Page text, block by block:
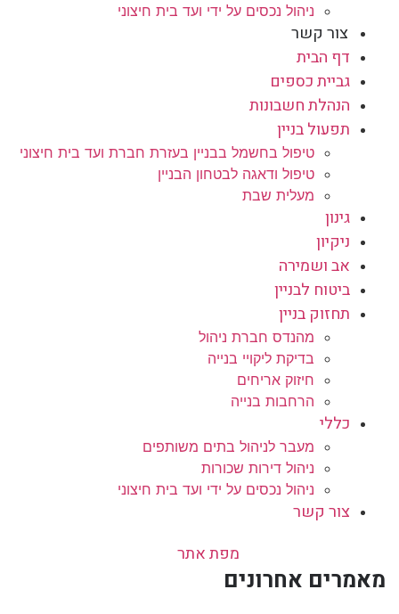
ניהול נכסים על ידי ועד בית חיצוני
צור קשר
דף הבית
גביית כספים
הנהלת חשבונות
תפעול בניין
טיפול בחשמל בבניין בעזרת חברת ועד בית חיצוני
טיפול ודאגה לבטחון הבניין
מעלית שבת
גינון
ניקיון
אב ושמירה
ביטוח לבניין
תחזוק בניין
מהנדס חברת ניהול
בדיקת ליקויי בנייה
חיזוק אריחים
הרחבות בנייה
כללי
מעבר לניהול בתים משותפים
ניהול דירות שכורות
ניהול נכסים על ידי ועד בית חיצוני
צור קשר
מפת אתר
מאמרים אחרונים